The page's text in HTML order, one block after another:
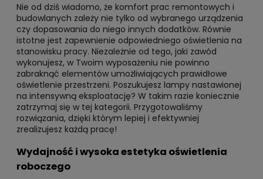
Nie od dziś wiadomo, że komfort prac remontowych i
budowlanych zależy nie tylko od wybranego urządzenia
czy dopasowania do niego innych dodatków. Równie
istotne jest zapewnienie odpowiedniego oświetlenia na
stanowisku pracy. Niezależnie od tego, jaki zawód
wykonujesz, w Twoim wyposażeniu nie powinno
zabraknąć elementów umożliwiających prawidłowe
oświetlenie przestrzeni. Poszukujesz lampy nastawionej
na intensywną eksploatację? W takim razie koniecznie
zatrzymaj się w tej kategorii. Przygotowaliśmy
rozwiązania, dzięki którym lepiej i efektywniej
zrealizujesz każdą pracę!
Wydajność i wysoka estetyka oświetlenia
roboczego